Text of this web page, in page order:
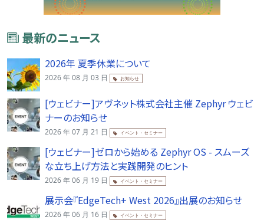
最新のニュース
2026年 夏季休業について
2026 年 08 月 03 日 お知らせ
[ウェビナー]アヴネット株式会社主催 Zephyr ウェビ
ナーのお知らせ
2026 年 07 月 21 日 イベント・セミナー
[ウェビナー]ゼロから始める Zephyr OS - スムーズ
な立ち上げ方法と実践開発のヒント
2026 年 06 月 19 日 イベント・セミナー
展示会『EdgeTech+ West 2026』出展のお知らせ
2026 年 06 月 16 日 イベント・セミナー